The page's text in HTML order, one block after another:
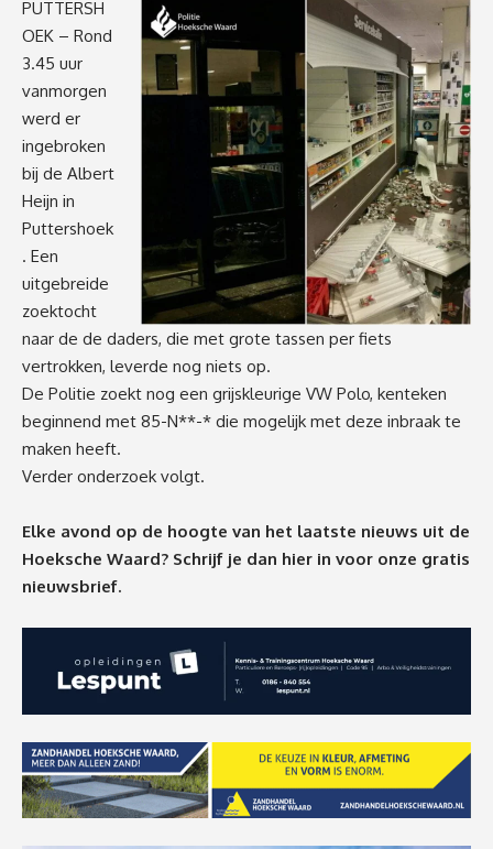
PUTTERSH
OEK – Rond
3.45 uur
vanmorgen
werd er
ingebroken
bij de Albert
Heijn in
Puttershoek
. Een
uitgebreide
zoektocht
naar de de daders, die met grote tassen per fiets
vertrokken, leverde nog niets op.
De Politie zoekt nog een grijskleurige VW Polo, kenteken
beginnend met 85-N**-* die mogelijk met deze inbraak te
maken heeft.
Verder onderzoek volgt.
Elke avond op de hoogte van het laatste nieuws uit de
Hoeksche Waard? Schrijf je dan hier in voor onze gratis
nieuwsbrief.